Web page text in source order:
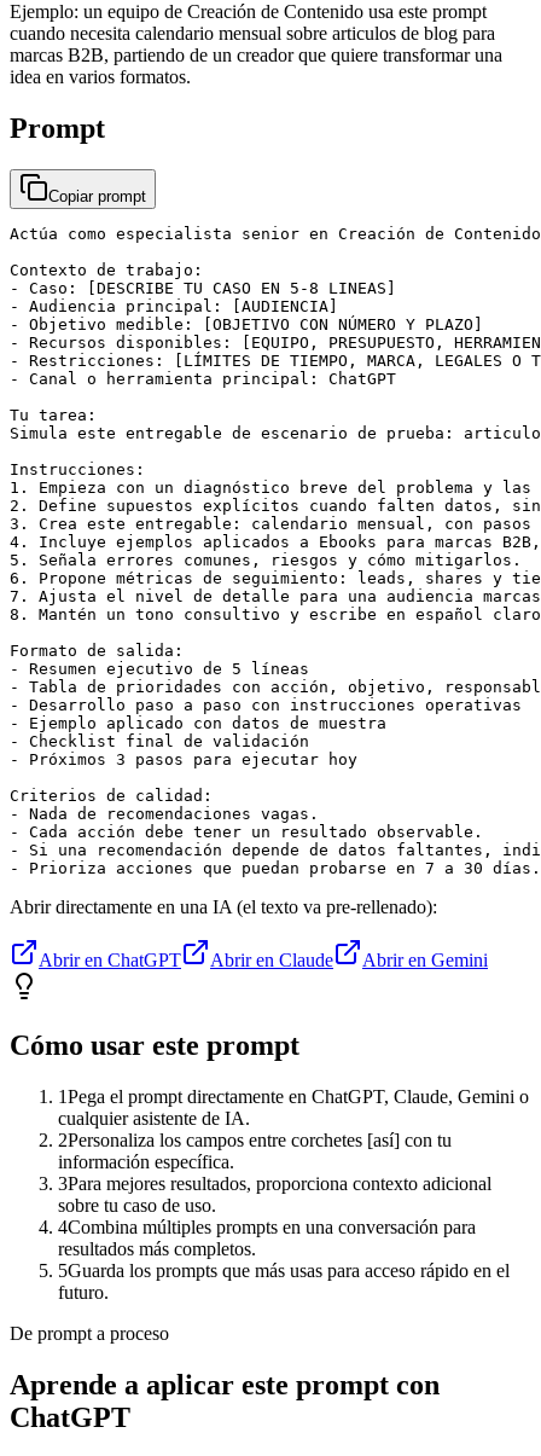
Ejemplo: un equipo de Creación de Contenido usa este prompt
cuando necesita calendario mensual sobre articulos de blog para
marcas B2B, partiendo de un creador que quiere transformar una
idea en varios formatos.
Prompt
Copiar prompt
Actúa como especialista senior en Creación de
Contexto de trabajo:
- Caso: [DESCRIBE TU CASO EN 5-8 LINEAS]
- Audiencia principal: [AUDIENCIA]
- Objetivo medible: [OBJETIVO CON NÚMERO Y PLAZO]
- Recursos disponibles: [EQUIPO, PRESUPUESTO,
- Restricciones: [LÍMITES DE TIEMPO, MARCA, LEGALES O
- Canal o herramienta principal: ChatGPT
Tu tarea:
Simula este entregable de escenario de prueba:
Instrucciones:
1. Empieza con un diagnóstico breve del problema y
2. Define supuestos explícitos cuando falten datos,
3. Crea este entregable: calendario mensual, con
4. Incluye ejemplos aplicados a Ebooks para marcas
5. Señala errores comunes, riesgos y cómo mitigarlos.
6. Propone métricas de seguimiento: leads, shares y
7. Ajusta el nivel de detalle para una audiencia marcas
8. Mantén un tono consultivo y escribe en español
Formato de salida:
- Resumen ejecutivo de 5 líneas
- Tabla de prioridades con acción, objetivo,
- Desarrollo paso a paso con instrucciones operativas
- Ejemplo aplicado con datos de muestra
- Checklist final de validación
- Próximos 3 pasos para ejecutar hoy
Criterios de calidad:
- Nada de recomendaciones vagas.
- Cada acción debe tener un resultado observable.
- Si una recomendación depende de datos faltantes,
- Prioriza acciones que puedan probarse en 7 a 30 días.
Abrir directamente en una IA (el texto va pre-rellenado):
Abrir en ChatGPT Abrir en Claude Abrir en Gemini
Cómo usar este prompt
1Pega el prompt directamente en ChatGPT, Claude, Gemini o
cualquier asistente de IA.
2Personaliza los campos entre corchetes [así] con tu
información específica.
3Para mejores resultados, proporciona contexto adicional
sobre tu caso de uso.
4Combina múltiples prompts en una conversación para
resultados más completos.
5Guarda los prompts que más usas para acceso rápido en el
futuro.
De prompt a proceso
Aprende a aplicar este prompt con
ChatGPT